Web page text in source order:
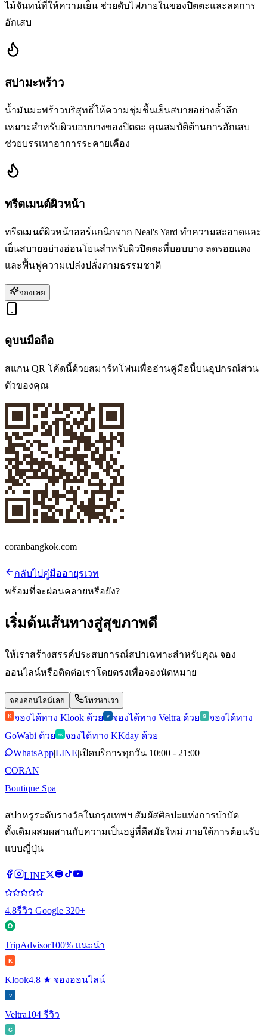
ไม้จันทน์ที่ให้ความเย็น ช่วยดับไฟภายในของปิตตะและลดการ
อักเสบ
สปามะพร้าว
น้ำมันมะพร้าวบริสุทธิ์ให้ความชุ่มชื้นเย็นสบายอย่างล้ำลึก
เหมาะสำหรับผิวบอบบางของปิตตะ คุณสมบัติต้านการอักเสบ
ช่วยบรรเทาอาการระคายเคือง
ทรีตเมนต์ผิวหน้า
ทรีตเมนต์ผิวหน้าออร์แกนิกจาก Neal's Yard ทำความสะอาดและ
เย็นสบายอย่างอ่อนโยนสำหรับผิวปิตตะที่บอบบาง ลดรอยแดง
และฟื้นฟูความเปล่งปลั่งตามธรรมชาติ
จองเลย
ดูบนมือถือ
สแกน QR โค้ดนี้ด้วยสมาร์ทโฟนเพื่ออ่านคู่มือนี้บนอุปกรณ์ส่วน
ตัวของคุณ
coranbangkok.com
กลับไปคู่มืออายุรเวท
พร้อมที่จะผ่อนคลายหรือยัง?
เริ่มต้นเส้นทางสู่สุขภาพดี
ให้เราสร้างสรรค์ประสบการณ์สปาเฉพาะสำหรับคุณ จอง
ออนไลน์หรือติดต่อเราโดยตรงเพื่อจองนัดหมาย
จองออนไลน์เลย โทรหาเรา
K จองได้ทาง Klook ด้วย V จองได้ทาง Veltra ด้วย G
จองได้ทาง
GoWabi ด้วย
KK
จองได้ทาง KKday ด้วย
WhatsApp|LINE|เปิดบริการทุกวัน 10:00 - 21:00
CORAN
Boutique Spa
สปาหรูระดับรางวัลในกรุงเทพฯ สัมผัสศิลปะแห่งการบำบัด
ดั้งเดิมผสมผสานกับความเป็นอยู่ที่ดีสมัยใหม่ ภายใต้การต้อนรับ
แบบญี่ปุ่น
LINE
4.8รีวิว Google 320+
TripAdvisor100% แนะนำ
K
Klook4.8 ★ จองออนไลน์
V
Veltra104 รีวิว
G